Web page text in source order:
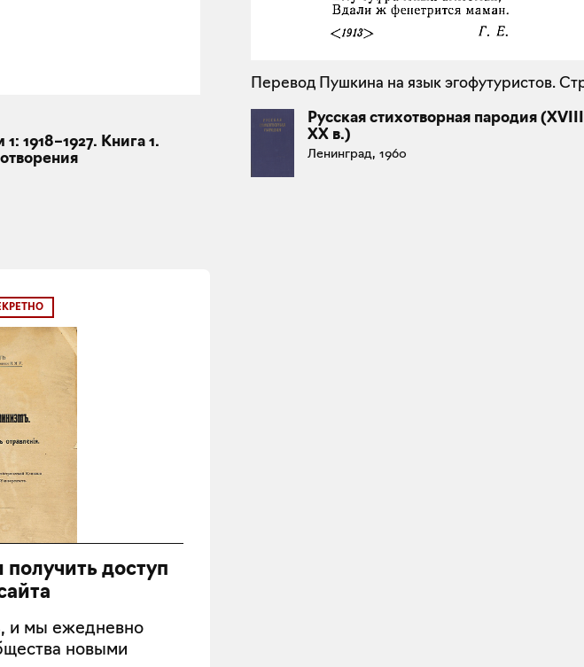
1918–1927. Книга 1.
Перевод Пушкина на язык эгофутуристов.
Русская стихотворная пародия
XX в.)
Ленинград, 1960
доступ
и мы ежедневно
новыми